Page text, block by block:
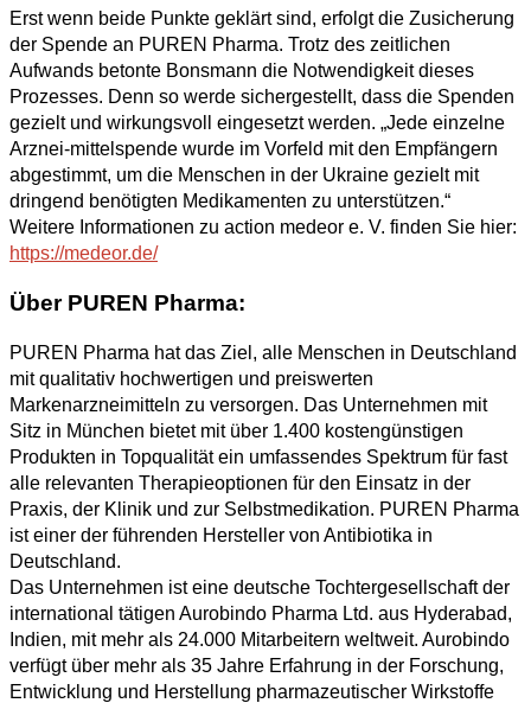
Erst wenn beide Punkte geklärt sind, erfolgt die Zusicherung
der Spende an PUREN Pharma. Trotz des zeitlichen
Aufwands betonte Bonsmann die Notwendigkeit dieses
Prozesses. Denn so werde sichergestellt, dass die Spenden
gezielt und wirkungsvoll eingesetzt werden. „Jede einzelne
Arznei-mittelspende wurde im Vorfeld mit den Empfängern
abgestimmt, um die Menschen in der Ukraine gezielt mit
dringend benötigten Medikamenten zu unterstützen.“
Weitere Informationen zu action medeor e. V. finden Sie hier:
https://medeor.de/
Über PUREN Pharma:
PUREN Pharma hat das Ziel, alle Menschen in Deutschland
mit qualitativ hochwertigen und preiswerten
Markenarzneimitteln zu versorgen. Das Unternehmen mit
Sitz in München bietet mit über 1.400 kostengünstigen
Produkten in Topqualität ein umfassendes Spektrum für fast
alle relevanten Therapieoptionen für den Einsatz in der
Praxis, der Klinik und zur Selbstmedikation. PUREN Pharma
ist einer der führenden Hersteller von Antibiotika in
Deutschland.
Das Unternehmen ist eine deutsche Tochtergesellschaft der
international tätigen Aurobindo Pharma Ltd. aus Hyderabad,
Indien, mit mehr als 24.000 Mitarbeitern weltweit. Aurobindo
verfügt über mehr als 35 Jahre Erfahrung in der Forschung,
Entwicklung und Herstellung pharmazeutischer Wirkstoffe